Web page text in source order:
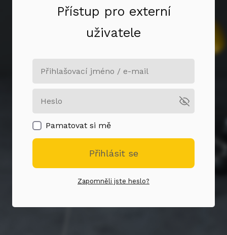
Přístup pro externí
uživatele
Pamatovat si mě
Přihlásit se
Zapomněli jste heslo?